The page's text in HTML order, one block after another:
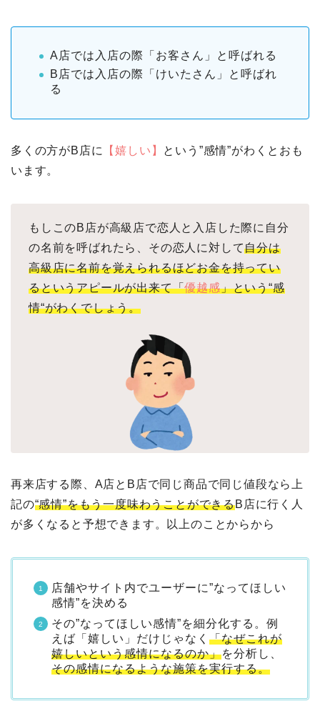
A店では入店の際「お客さん」と呼ばれる
B店では入店の際「けいたさん」と呼ばれ
る
多くの方がB店に 【嬉しい】 という”感情”がわくとおも
います。
もしこのB店が高級店で恋人と入店した際に自分
の名前を呼ばれたら、その恋人に対して自分は
高級店に名前を覚えられるほどお金を持ってい
るというアピールが出来て「優越感」という“感
情“がわくでしょう。
再来店する際、A店とB店で同じ商品で同じ値段なら上
記の“感情”をもう一度味わうことができるB店に行く人
が多くなると予想できます。以上のことからから
店舗やサイト内でユーザーに”なってほしい
感情”を決める
その”なってほしい感情”を細分化する。例
えば「嬉しい」だけじゃなく 「なぜこれが
嬉しいという感情になるのか」を分析し、
その感情になるような施策を実行する。